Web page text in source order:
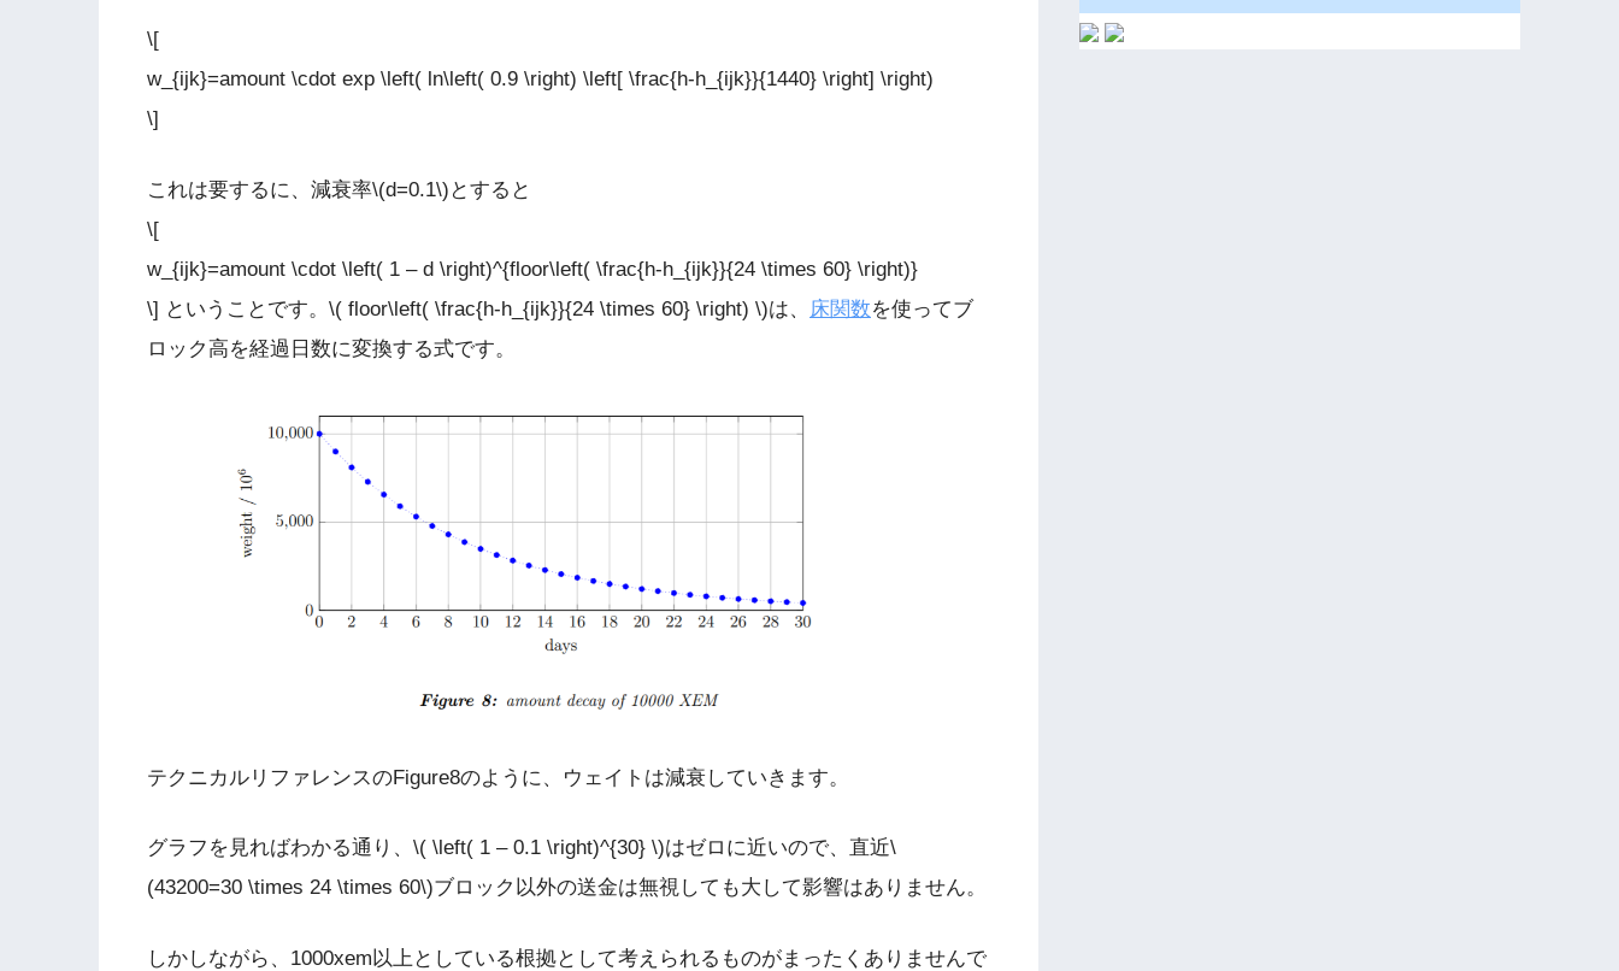
\[
w_{ijk}=amount \cdot exp \left( ln\left( 0.9 \right) \left[ \frac{h-h_{ijk}}{1440} \right] \right)
\]
これは要するに、減衰率\(d=0.1\)とすると
\[
w_{ijk}=amount \cdot \left( 1 – d \right)^{floor\left( \frac{h-h_{ijk}}{24 \times 60} \right)}
\] ということです。\( floor\left( \frac{h-h_{ijk}}{24 \times 60} \right) \)は、
床関数を使ってブ
ロック高を経過日数に変換する式です。
テクニカルリファレンスのFigure8のように、ウェイトは減衰していきます。
グラフを見ればわかる通り、\( \left( 1 – 0.1 \right)^{30} \)はゼロに近いので、直近\
(43200=30 \times 24 \times 60\)ブロック以外の送金は無視しても大して影響はありません。
しかしながら、1000xem以上としている根拠として考えられるものがまったくありませんで